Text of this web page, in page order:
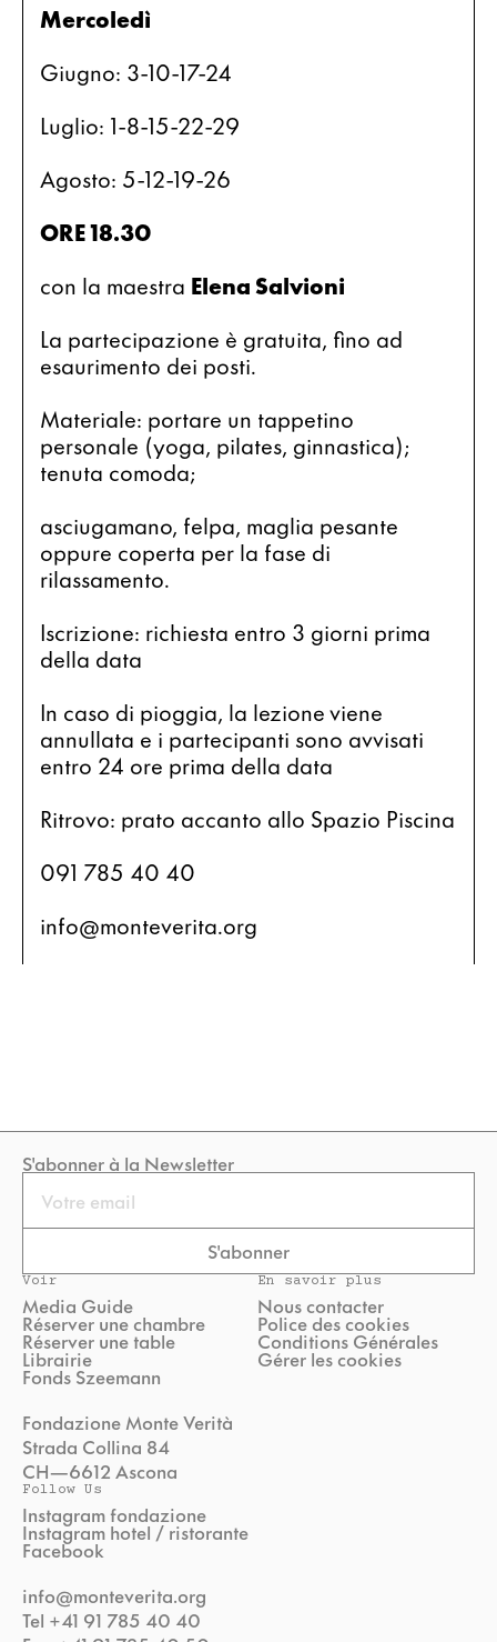
Mercoledì
Giugno: 3-10-17-24
Luglio: 1-8-15-22-29
Agosto: 5-12-19-26
ORE 18.30
con la maestra Elena Salvioni
La partecipazione è gratuita, fino ad
esaurimento dei posti.
Materiale: portare un tappetino
personale (yoga, pilates, ginnastica);
tenuta comoda;
asciugamano, felpa, maglia pesante
oppure coperta per la fase di
rilassamento.
Iscrizione: richiesta entro 3 giorni prima
della data
In caso di pioggia, la lezione viene
annullata e i partecipanti sono avvisati
entro 24 ore prima della data
091 785 40 40
info@monteverita.org
S'abonner à la Newsletter
Email
S'abonner
Voir
Media Guide
Réserver une chambre
Réserver une table
Librairie
Fonds Szeemann
En savoir plus
Nous contacter
Police des cookies
Conditions Générales
Gérer les cookies
Fondazione Monte Verità
Strada Collina 84
CH—6612 Ascona
Follow Us
Instagram fondazione
Instagram hotel / ristorante
Facebook
info@monteverita.org
Tel +41 91 785 40 40